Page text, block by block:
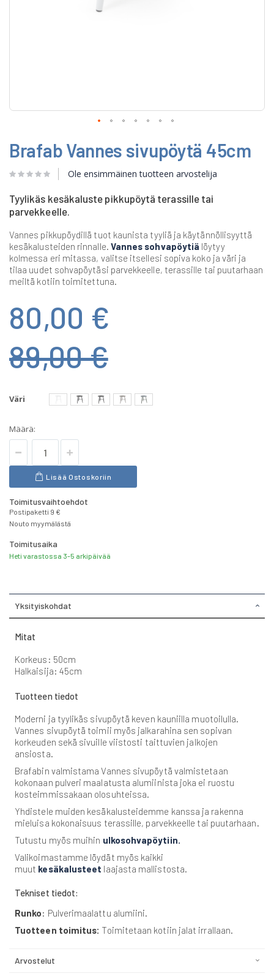
to
the
beginning
of
images
gallery
Brafab Vannes sivupöytä 45cm
Ole ensimmäinen tuotteen arvostelija
Tyylikäs kesäkaluste pikkupöytä terassille tai
parvekkeelle.
Vannes pikkupöydillä tuot kaunista tyyliä ja käytännöllisyyttä
kesäkalusteiden rinnalle. Vannes sohvapöytiä löytyy
kolmessa eri mitassa, valitse itsellesi sopiva koko ja väri ja
tilaa uudet sohvapöytäsi parvekkeelle, terassille tai puutarhaan
meiltä kotiin toimitettuna.
80,00 €
89,00 €
Väri
Määrä:
Lisää Ostoskoriin
Toimitusvaihtoehdot
Postipaketti 9 €
Nouto myymälästä
Toimitusaika
Heti varastossa 3-5 arkipäivää
Yksityiskohdat
Mitat
Korkeus: 50cm
Halkaisija: 45cm
Tuotteen tiedot
Moderni ja tyylikäs sivupöytä keven kauniilla muotoilulla.
Vannes sivupöytä toimii myös jalkarahina sen sopivan
korkeuden sekä sivuille viistosti taittuvien jalkojen
ansiosta.
Brafabin valmistama Vannes sivupöytä valmistetaan
kokonaan pulveri maalatusta alumiinista joka ei ruostu
kosteimmissakaan olosuhteissa.
Yhdistele muiden kesäkalusteidemme kanssa ja rakenna
mieluisa kokonaisuus terassille, parvekkeelle tai puutarhaan.
Tutustu myös muihin ulkosohvapöytiin.
Valikoimastamme löydät myös kaikki
muut kesäkalusteet laajasta mallistosta.
Tekniset tiedot:
Runko: Pulverimaalattu alumiini.
Tuotteen toimitus: Toimitetaan kotiin jalat irrallaan.
Arvostelut